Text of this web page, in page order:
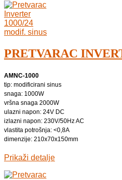
PRETVARAC
AMNC-1000
tip: modificirani sinus
snaga: 1000W
vršna snaga 2000W
ulazni napon: 24V DC
izlazni napon: 230V/50Hz AC
vlastita potrošnja: <0,8A
dimenzije: 210x70x150mm
Prikaži detalje